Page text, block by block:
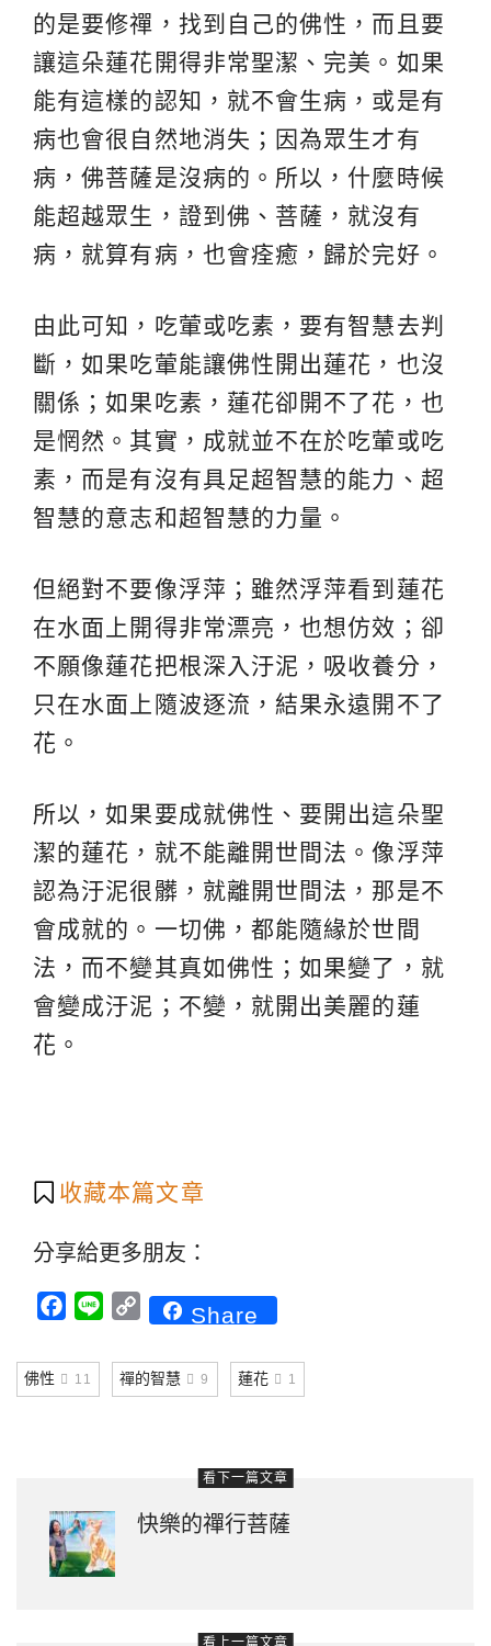
的是要修禪，找到自己的佛性，而且要
讓這朵蓮花開得非常聖潔、完美。如果
能有這樣的認知，就不會生病，或是有
病也會很自然地消失；因為眾生才有
病，佛菩薩是沒病的。所以，什麼時候
能超越眾生，證到佛、菩薩，就沒有
病，就算有病，也會痊癒，歸於完好。
由此可知，吃葷或吃素，要有智慧去判
斷，如果吃葷能讓佛性開出蓮花，也沒
關係；如果吃素，蓮花卻開不了花，也
是惘然。其實，成就並不在於吃葷或吃
素，而是有沒有具足超智慧的能力、超
智慧的意志和超智慧的力量。
但絕對不要像浮萍；雖然浮萍看到蓮花
在水面上開得非常漂亮，也想仿效；卻
不願像蓮花把根深入汙泥，吸收養分，
只在水面上隨波逐流，結果永遠開不了
花。
所以，如果要成就佛性、要開出這朵聖
潔的蓮花，就不能離開世間法。像浮萍
認為汙泥很髒，就離開世間法，那是不
會成就的。一切佛，都能隨緣於世間
法，而不變其真如佛性；如果變了，就
會變成汙泥；不變，就開出美麗的蓮
花。
收藏本篇文章
分享給更多朋友：
Facebook
Line CopyShare
佛性 11 禪的智慧 9 蓮花 1
看下一篇文章
快樂的禪行菩薩
看上一篇文章